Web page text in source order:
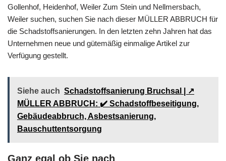
Gollenhof, Heidenhof, Weiler Zum Stein und Nellmersbach,
Weiler suchen, suchen Sie nach dieser MÜLLER ABBRUCH für
die Schadstoffsanierungen. In den letzten zehn Jahren hat das
Unternehmen neue und gütemäßig einmalige Artikel zur
Verfügung gestellt.
Siehe auch Schadstoffsanierung Bruchsal | ↗️
MÜLLER ABBRUCH: ✔️ Schadstoffbeseitigung,
Gebäudeabbruch, Asbestsanierung,
Bauschuttentsorgung
Ganz egal ob Sie nach